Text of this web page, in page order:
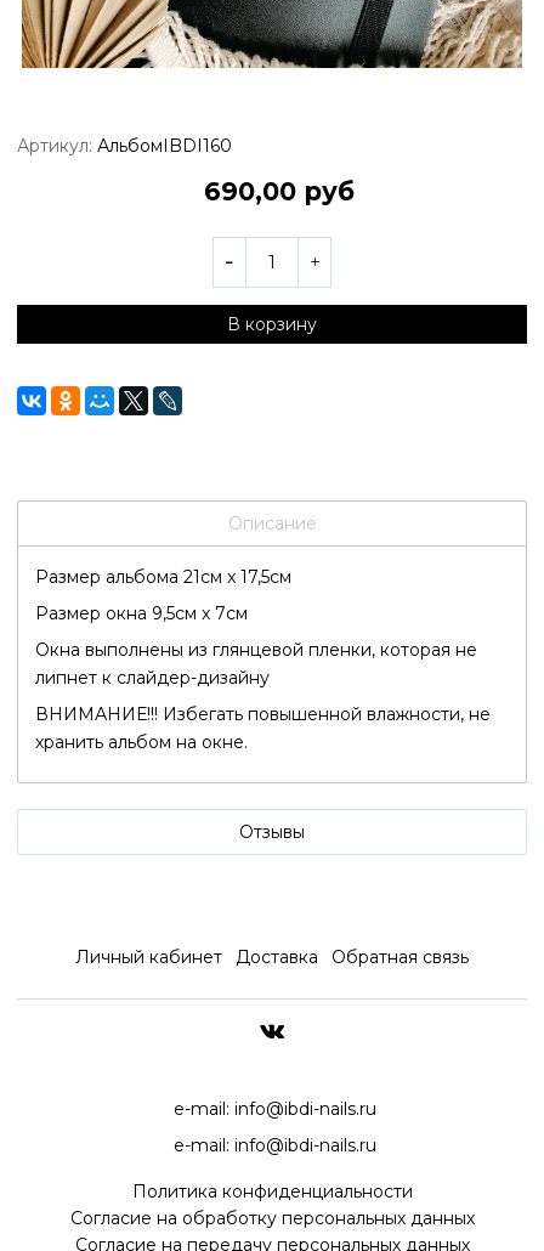
Артикул: АльбомIBDI160
690,00 руб
В корзину
Описание
Размер альбома 21см x 17,5см
Размер окна 9,5см x 7см
Окна выполнены из глянцевой пленки, которая не
липнет к слайдер-дизайну
ВНИМАНИЕ!!! Избегать повышенной влажности, не
хранить альбом на окне.
Отзывы
Личный кабинет Доставка Обратная связь
e-mail: info@ibdi-nails.ru
e-mail: info@ibdi-nails.ru
Политика конфиденциальности
Согласие на обработку персональных данных
Согласие на передачу персональных данных